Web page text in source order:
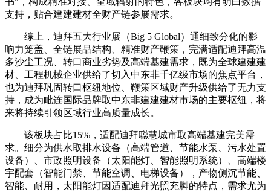
支持，贴合建建建材全财产链参展需求。
综上，迪拜五大行业展（Big 5 Global）通细致分化的影
响力笼盖、全链展品结构、精准财产鞭策，完满适配迪拜高温
多沙尘工况、转口商业劣势及高端基建需求，既为全球建建建
材、工程机械企业供给了切入中东非千亿级市场的焦点平台，
也为迪拜巩固转口枢纽地位、鞭策区域财产升级供给了无力支
持，成为毗连国际品牌取中东非建建建材市场的主要枢纽，将
来将持续引领区域行业高质量成长。
该板块占比15%，适配迪拜聪慧城市取高端基建完美需
求。细分为供水取排水设备（高端管道、节能水泵、污水处置
设备）、市政照明设备（太阳能灯、智能照明系统）、高端楼
宇配套（智能门禁、节能空调、电梯设备），产物侧沉节能、
智能、耐用，太阳能灯因适配迪拜光照充脚的特点，需求尤为